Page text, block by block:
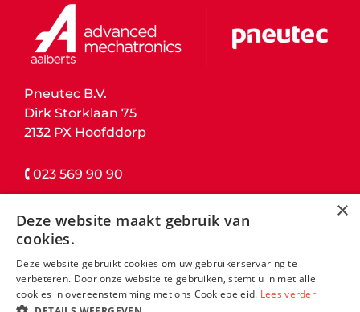
Pneutec B.V.
Dirk Storklaan 75
2132 PX Hoofddorp
🕻 023 569 90 90
contact details
i
n
×
Deze website maakt gebruik van
cookies.
Deze website gebruikt cookies om uw gebruikerservaring te
verbeteren. Door onze website te gebruiken, stemt u in met alle
cookies in overeenstemming met ons Cookiebeleid. Lees verder